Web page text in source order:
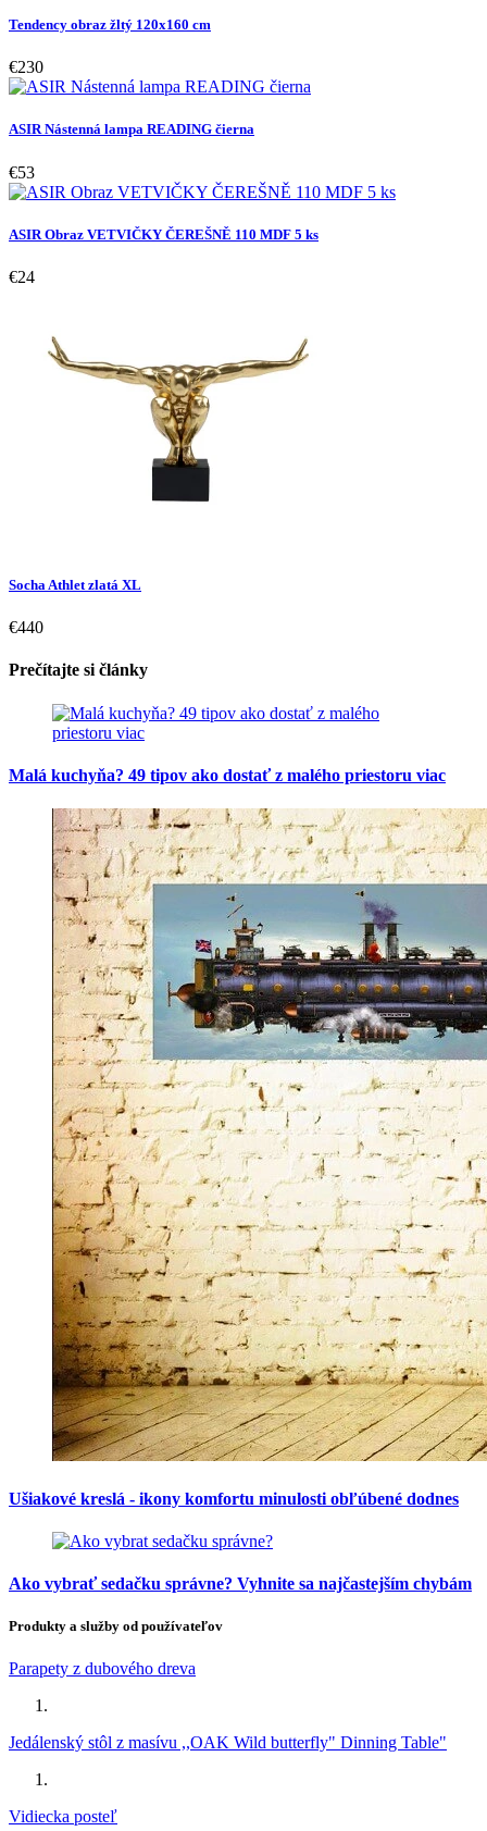
Tendency obraz žltý 120x160 cm
€230
ASIR Nástenná lampa READING čierna
€53
ASIR Obraz VETVIČKY ČEREŠNĚ 110 MDF 5 ks
€24
Socha Athlet zlatá XL
€440
Prečítajte si články
Malá kuchyňa? 49 tipov ako dostať z malého priestoru viac
Ušiakové kreslá - ikony komfortu minulosti obľúbené dodnes
Ako vybrať sedačku správne? Vyhnite sa najčastejším chybám
Produkty a služby od používateľov
Parapety z dubového dreva
Jedálenský stôl z masívu ,,OAK Wild butterfly" Dinning Table"
Vidiecka posteľ